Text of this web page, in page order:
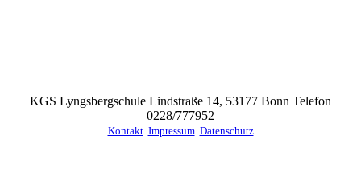
KGS Lyngsbergschule Lindstraße 14, 53177 Bonn Telefon
0228/777952
Kontakt Impressum Datenschutz